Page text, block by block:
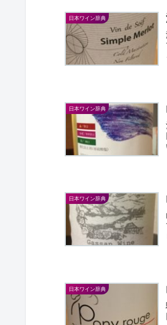
日本ワイン辞典
日本ワイン辞典
日本ワイン辞典
日本ワイン辞典